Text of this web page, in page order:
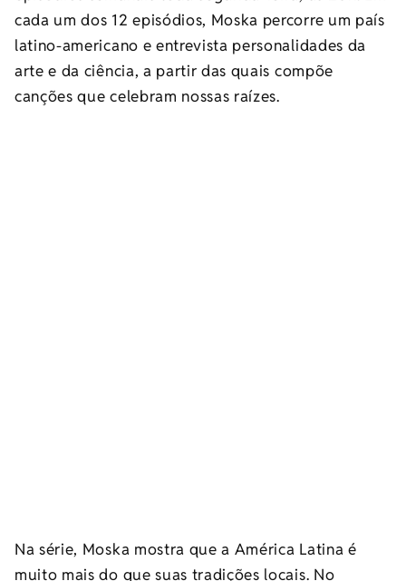
cada um dos 12 episódios, Moska percorre um país
latino-americano e entrevista personalidades da
arte e da ciência, a partir das quais compõe
canções que celebram nossas raízes.
Na série, Moska mostra que a América Latina é
muito mais do que suas tradições locais. No